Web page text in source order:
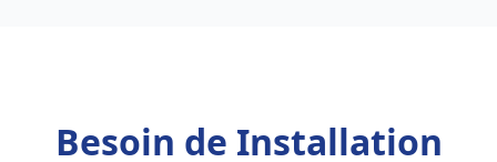
Besoin de Installation